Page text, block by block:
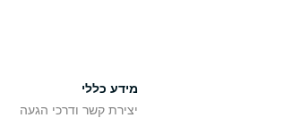
מידע כללי
יצירת קשר ודרכי הגעה